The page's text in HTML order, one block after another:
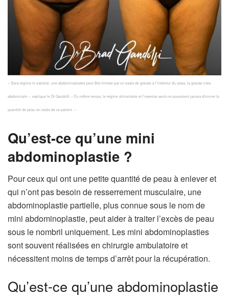
« Sans régime ni exercice, une abdominoplastie peut être limitée par un excès de graisse à l’intérieur du corps, la graisse intra-
abdominale », explique le Dr Gandolfi. « En même temps, le régime alimentaire et l’exercice seuls ne pourraient jamais éliminer la
quantité de peau en excès de ce patient. »
Qu’est-ce qu’une mini
abdominoplastie ?
Pour ceux qui ont une petite quantité de peau à enlever et
qui n’ont pas besoin de resserrement musculaire, une
abdominoplastie partielle, plus connue sous le nom de
mini abdominoplastie, peut aider à traiter l’excès de peau
sous le nombril uniquement. Les mini abdominoplasties
sont souvent réalisées en chirurgie ambulatoire et
nécessitent moins de temps d’arrêt pour la récupération.
Qu’est-ce qu’une abdominoplastie